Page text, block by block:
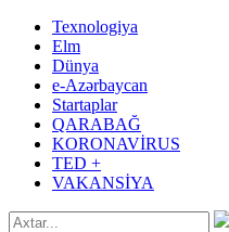
Texnologiya
Elm
Dünya
e-Azərbaycan
Startaplar
QARABAĞ
KORONAVİRUS
TED +
VAKANSİYA